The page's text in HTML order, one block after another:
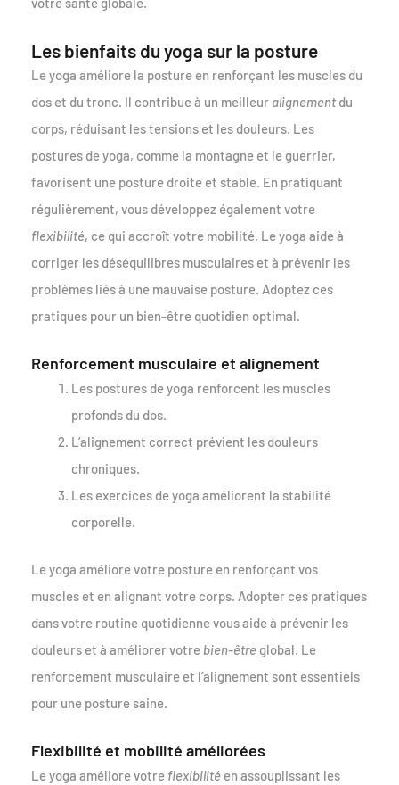
Les bienfaits du yoga sur la posture
Le yoga améliore la posture en renforçant les muscles du
dos et du tronc. Il contribue à un meilleur alignementdu
corps, réduisant les tensions et les douleurs. Les
postures de yoga, comme la montagne et le guerrier,
favorisent une posture droite et stable. En pratiquant
régulièrement, vous développez également votre
flexibilité, ce qui accroît votre mobilité. Le yoga aide à
corriger les déséquilibres musculaires et à prévenir les
problèmes liés à une mauvaise posture. Adoptez ces
pratiques pour un bien-être quotidien optimal.
Renforcement musculaire et alignement
Les postures de yoga renforcent les muscles
profonds du dos.
L’alignement correct prévient les douleurs
chroniques.
Les exercices de yoga améliorent la stabilité
corporelle.
Le yoga améliore votre posture en renforçant vos
muscles et en alignant votre corps. Adopter ces pratiques
dans votre routine quotidienne vous aide à prévenir les
douleurs et à améliorer votre bien-être global. Le
renforcement musculaire et l’alignement sont essentiels
pour une posture saine.
Flexibilité et mobilité améliorées
Le yoga améliore votre flexibilité en assouplissant les